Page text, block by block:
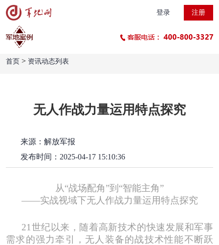
登录 注册
首页 > 资讯动态列表
无人作战力量运用特点探究
来源：解放军报
发布时间：2025-04-17 15:10:36
从“战场配角”到“智能主角”
——实战视域下无人作战力量运用特点探究
21世纪以来，随着高新技术的快速发展和军事
需求的强力牵引，无人装备的战技术性能不断跃